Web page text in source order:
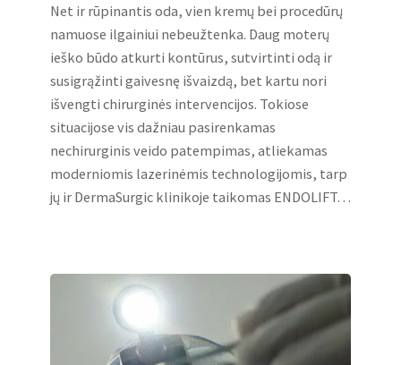
Net ir rūpinantis oda, vien kremų bei procedūrų
namuose ilgainiui nebeužtenka. Daug moterų
ieško būdo atkurti kontūrus, sutvirtinti odą ir
susigrąžinti gaivesnę išvaizdą, bet kartu nori
išvengti chirurginės intervencijos. Tokiose
situacijose vis dažniau pasirenkamas
nechirurginis veido patempimas, atliekamas
moderniomis lazerinėmis technologijomis, tarp
jų ir DermaSurgic klinikoje taikomas ENDOLIFT…